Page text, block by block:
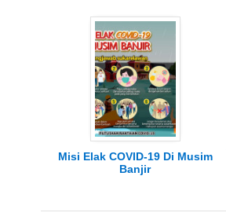
Misi Elak COVID-19 Di Musim
Banjir